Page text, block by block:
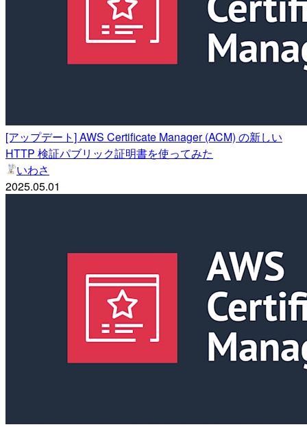
[アップデート] AWS Certificate Manager (ACM) の新しい
HTTP 検証パブリック証明書を使ってみた
いわさ
2025.05.01